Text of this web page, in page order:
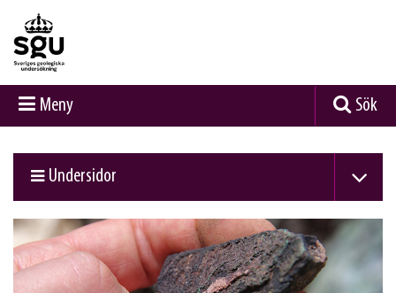
Meny Sök
Undersidor